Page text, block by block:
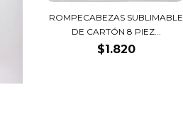
ROMPECABEZAS SUBLIMABLE
DE CARTÓN 8 PIEZ...
$1.820